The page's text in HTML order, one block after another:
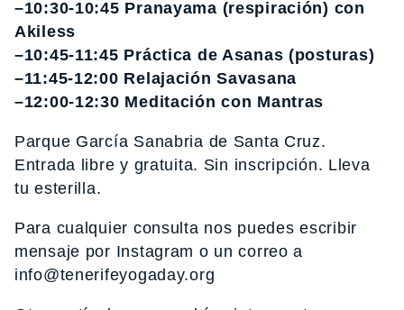
–10:30-10:45 Pranayama (respiración) con
Akiless
–10:45-11:45 Práctica de Asanas (posturas)
–11:45-12:00 Relajación Savasana
–12:00-12:30 Meditación con Mantras
Parque García Sanabria de Santa Cruz.
Entrada libre y gratuita. Sin inscripción. Lleva
tu esterilla.
Para cualquier consulta nos puedes escribir
mensaje por Instagram o un correo a
info@tenerifeyogaday.org